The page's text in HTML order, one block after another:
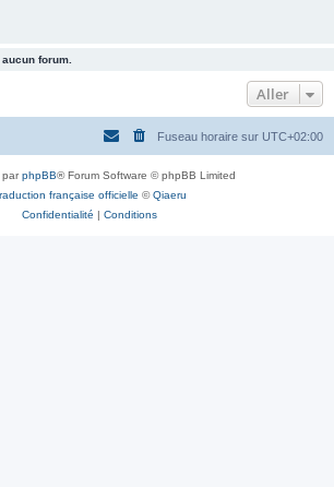
forum.
Aller
Fuseau horaire sur UTC+02:00
parphpBB® Forum Software © phpBB Limited
française officielle ©Qiaeru
Confidentialité | Conditions